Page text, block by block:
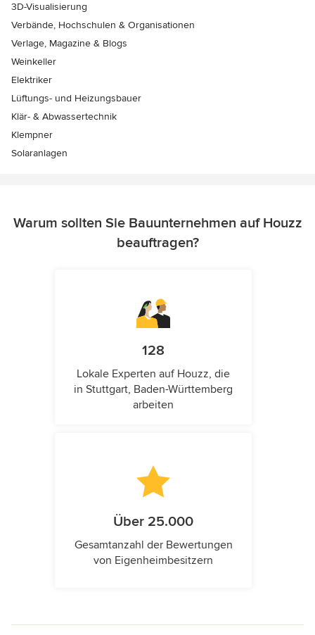
3D-Visualisierung
Verbände, Hochschulen & Organisationen
Verlage, Magazine & Blogs
Weinkeller
Elektriker
Lüftungs- und Heizungsbauer
Klär- & Abwassertechnik
Klempner
Solaranlagen
Warum sollten Sie Bauunternehmen auf Houzz
beauftragen?
128
Lokale Experten auf Houzz, die
in Stuttgart, Baden-Württemberg
arbeiten
Über 25.000
Gesamtanzahl der Bewertungen
von Eigenheimbesitzern